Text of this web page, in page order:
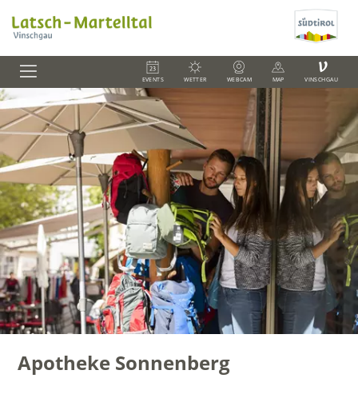
EVENTS WETTER WEBCAM MAP
V
VINSCHGAU
Apotheke Sonnenberg